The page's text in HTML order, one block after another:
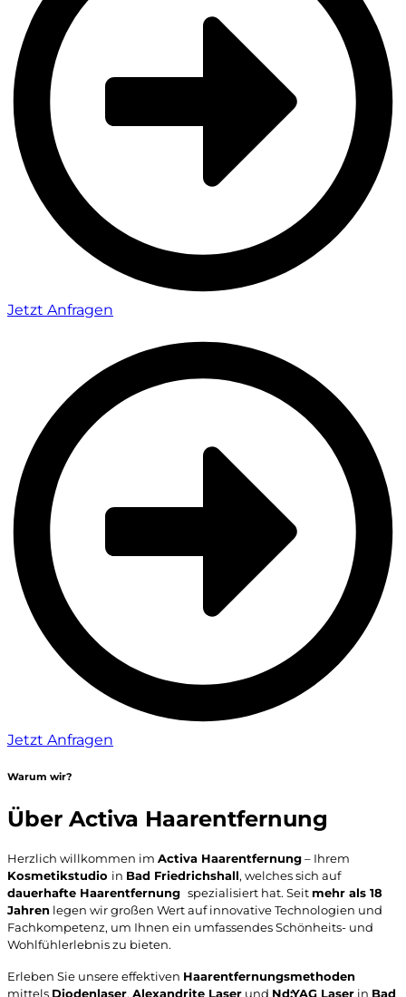
Jetzt Anfragen
Jetzt Anfragen
Warum wir?
Über Activa Haarentfernung
Herzlich willkommen im Activa Haarentfernung– Ihrem
Kosmetikstudio in Bad Friedrichshall, welches sich auf
dauerhafte Haarentfernung spezialisiert hat. Seit mehr als 18
Jahren legen wir großen Wert auf innovative Technologien und
Fachkompetenz, um Ihnen ein umfassendes Schönheits- und
Wohlfühlerlebnis zu bieten.
Erleben Sie unsere effektiven Haarentfernungsmethoden
mittels Diodenlaser, Alexandrite Laser und Nd:YAG Laser in Bad